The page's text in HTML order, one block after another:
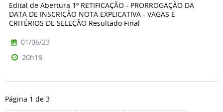
Edital de Abertura 1º RETIFICAÇÃO - PRORROGAÇÃO DA
DATA DE INSCRIÇÃO NOTA EXPLICATIVA - VAGAS E
CRITÉRIOS DE SELEÇÃO Resultado Final
01/06/23
20h18
Página 1 de 3